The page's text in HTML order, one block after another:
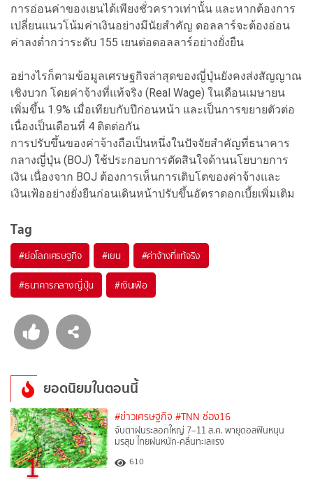
การอ่อนค่าของเยนได้เพียงชั่วคราวเท่านั้น และหากต้องการ
เปลี่ยนแนวโน้มค่าเงินอย่างมีนัยสำคัญ ดอลลาร์จะต้องอ่อน
ค่าลงต่ำกว่าระดับ 155 เยนต่อดอลลาร์อย่างยั่งยืน
อย่างไรก็ตามข้อมูลเศรษฐกิจล่าสุดของญี่ปุ่นยังคงส่งสัญญาณ
เชิงบวก โดยค่าจ้างที่แท้จริง (Real Wage) ในเดือนเมษายน
เพิ่มขึ้น 1.9% เมื่อเทียบกับปีก่อนหน้า และเป็นการขยายตัวต่อ
เนื่องเป็นเดือนที่ 4 ติดต่อกัน
การปรับขึ้นของค่าจ้างถือเป็นหนึ่งในปัจจัยสำคัญที่ธนาคาร
กลางญี่ปุ่น (BOJ) ใช้ประกอบการตัดสินใจด้านนโยบายการ
เงิน เนื่องจาก BOJ ต้องการเห็นการเติบโตของค่าจ้างและ
เงินเฟ้ออย่างยั่งยืนก่อนเดินหน้าปรับขึ้นอัตราดอกเบี้ยเพิ่มเติม
Tag
#ย่อโลกเศรษฐกิจ #เยน #ค่าจ้างที่แท้จริง
#ธนาคารกลางญี่ปุ่น #เงินเฟ้อ
ยอดนิยมในตอนนี้
1
#ข่าวเศรษฐกิจ #TNN ช่อง16
จับตาฝนระลอกใหญ่ 7–11 ส.ค. พายุดอลฟินหนุน
มรสุม ไทยฝนหนัก-คลื่นทะเลแรง
610